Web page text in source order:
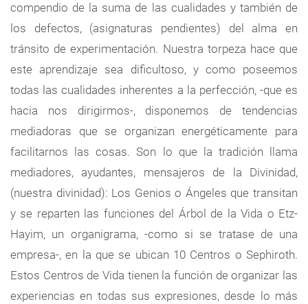
compendio de la suma de las cualidades y también de
los defectos, (asignaturas pendientes) del alma en
tránsito de experimentación. Nuestra torpeza hace que
este aprendizaje sea dificultoso, y como poseemos
todas las cualidades inherentes a la perfección, -que es
hacia nos dirigirmos-, disponemos de tendencias
mediadoras que se organizan energéticamente para
facilitarnos las cosas. Son lo que la tradición llama
mediadores, ayudantes, mensajeros de la Divinidad,
(nuestra divinidad): Los Genios o Ángeles que transitan
y se reparten las funciones del Árbol de la Vida o Etz-
Hayim, un organigrama, -como si se tratase de una
empresa-, en la que se ubican 10 Centros o Sephiroth.
Estos Centros de Vida tienen la función de organizar las
experiencias en todas sus expresiones, desde lo más